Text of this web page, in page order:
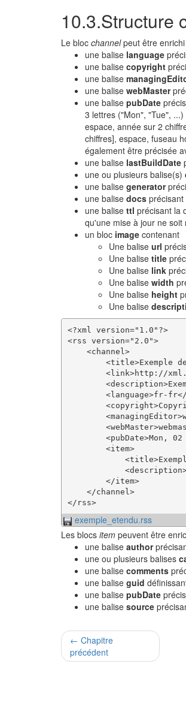
10.3.Structure
Le bloc channelpeut être
une balise language
une balise copyright
une balise
une balise webMaster
une balise pubDate
3 lettres ("Mon", "Tue",
espace, année sur 2
chiffres], espace, fuseau
également être précisée
une balise lastBuildDate
une ou plusieurs balise(s)
une balise generator
une balise docs
une balise ttl précisant la
qu'une mise à jour ne soit
un bloc image contenant
Une balise url
Une balise title
Une balise link
Une balise width
Une balise height
Une balise
<?xml version="1.0"?>
<rss version="2.0">
    <channel>
<title>Exemple
<link>http://
<language>fr-
<pubDate>Mon,
        <item>
        </item>
    </channel>
</rss>
exemple_etendu.rss
Les blocs item peuvent être
une balise author
une ou plusieurs balises
une balise comments
une balise guid
une balise pubDate
une balise source
← Chapitre
précédent